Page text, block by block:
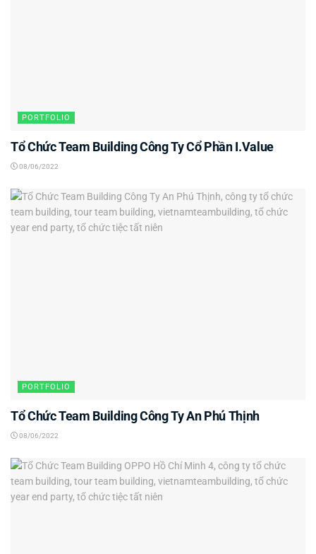
PORTFOLIO
Tổ Chức Team Building Công Ty Cổ Phần I.Value
08/06/2022
PORTFOLIO
Tổ Chức Team Building Công Ty An Phú Thịnh
08/06/2022